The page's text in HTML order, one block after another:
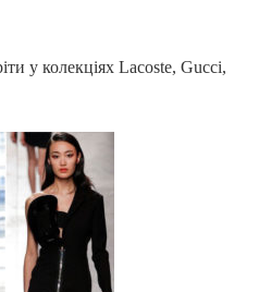
у колекціях Lacoste, Gucci,